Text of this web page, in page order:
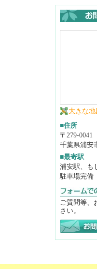
大きな
■住所
〒279-0041
千葉県浦安
■最寄駅
浦安駅、も
駐車場完備
ご質問等、
さい。